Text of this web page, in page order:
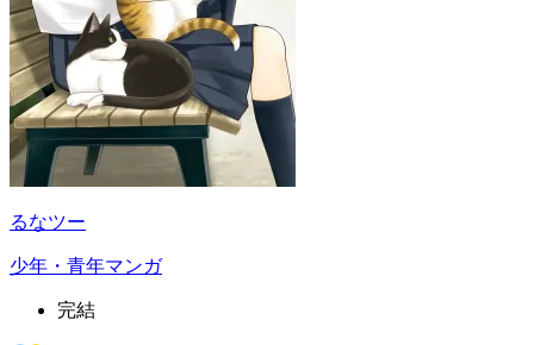
るなツー
少年・青年マンガ
完結